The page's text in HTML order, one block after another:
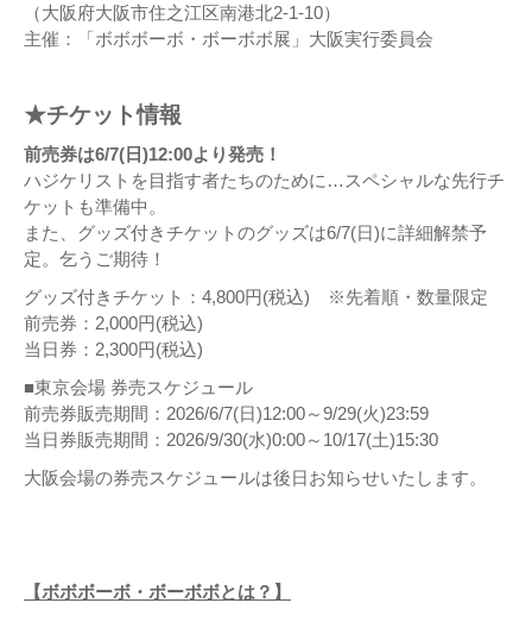
（大阪府大阪市住之江区南港北2-1-10）
主催：「ボボボーボ・ボーボボ展」大阪実行委員会
★チケット情報
前売券は6/7(日)12:00より発売！
ハジケリストを目指す者たちのために…スペシャルな先行チ
ケットも準備中。
また、グッズ付きチケットのグッズは6/7(日)に詳細解禁予
定。乞うご期待！
グッズ付きチケット：4,800円(税込) ※先着順・数量限定
前売券：2,000円(税込)
当日券：2,300円(税込)
■東京会場 券売スケジュール
前売券販売期間：2026/6/7(日)12:00～9/29(火)23:59
当日券販売期間：2026/9/30(水)0:00～10/17(土)15:30
大阪会場の券売スケジュールは後日お知らせいたします。
【ボボボーボ・ボーボボとは？】